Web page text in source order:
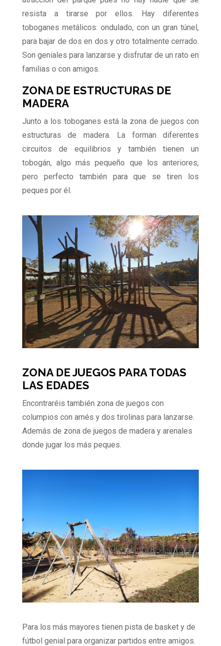
resista a tirarse por ellos. Hay diferentes
toboganes metálicos: ondulado, con un gran túnel,
para bajar de dos en dos y otro totalmente cerrado.
Son geniales para lanzarse y disfrutar de un rato en
familias o con amigos.
ZONA DE ESTRUCTURAS DE
MADERA
Junto a los toboganes está la zona de juegos con
estructuras de madera. La forman diferentes
circuitos de equilibrios y también tienen un
tobogán, algo más pequeño que los anteriores,
pero perfecto también para que se tiren los
peques por él.
ZONA DE JUEGOS PARA TODAS
LAS EDADES
Encontraréis también zona de juegos con
columpios con arnés y dos tirolinas para lanzarse.
Además de zona de juegos de madera y arenales
donde jugar los más peques.
Para los más mayores tienen pista de basket y de
fútbol genial para organizar partidos entre amigos.